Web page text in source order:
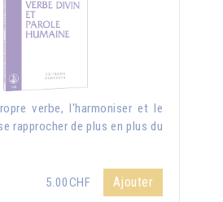
verbe, l'harmoniser et le
rapprocher de plus en plus du
5.00CHF Ajouter